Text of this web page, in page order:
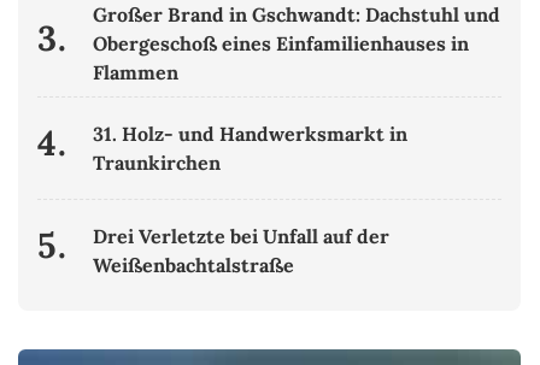
3.
Großer Brand in Gschwandt: Dachstuhl und
Obergeschoß eines Einfamilienhauses in
Flammen
4.
31. Holz- und Handwerksmarkt in
Traunkirchen
5.
Drei Verletzte bei Unfall auf der
Weißenbachtalstraße